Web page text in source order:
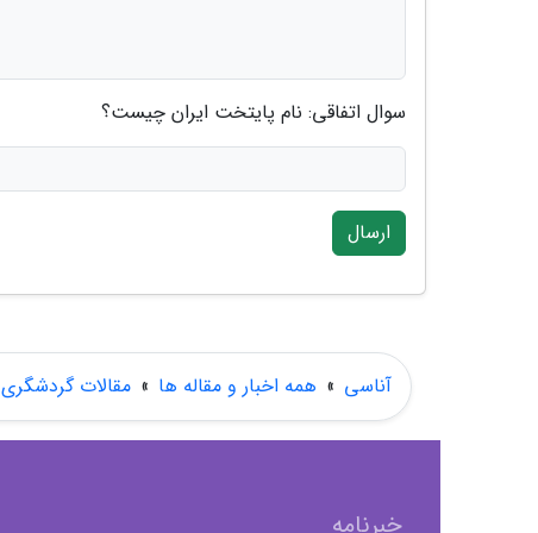
سوال اتفاقی: نام پایتخت ایران چیست؟
ارسال
آناسی » همه اخبار و مقاله ها » مقالات گردشگری